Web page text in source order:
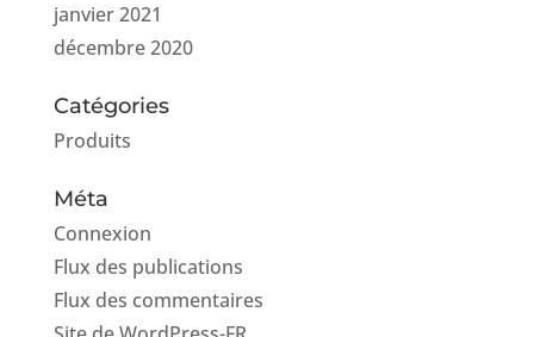
janvier 2021
décembre 2020
Catégories
Produits
Méta
Connexion
Flux des publications
Flux des commentaires